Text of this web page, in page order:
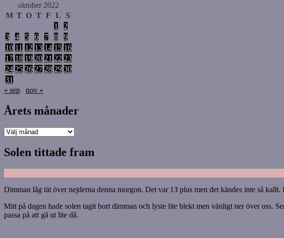
oktober 2022
M T O T F L
S
1
2
3
4 5 6 7 8
9
10 11 12 13 14 15 16
17 18 19 20 21 22 23
24 25 26 27 28 29 30
31
« sep
nov »
Årets månader
Årets
Solen tittade fram
Dimman låg tät över nejderna denna morgon. Det var 13 plus men det kändes inte så
Mitt på dagen hade solen tagit bort dimman och lyste lite blekt men vänligt ner över oss.
passa på att gå ut lite då.